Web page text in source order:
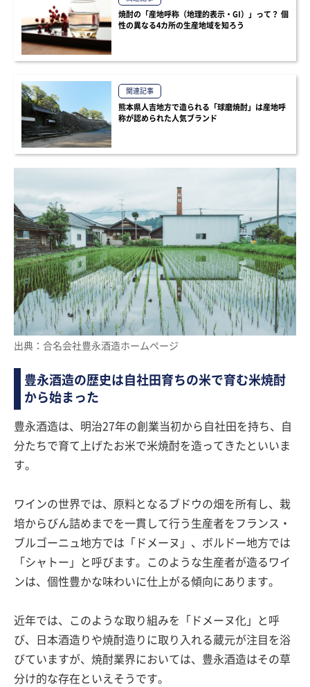
焼酎の「産地呼称（地理的表示・GI）」って？ 個
性の異なる4カ所の生産地域を知ろう
関連記事
熊本県人吉地方で造られる「球磨焼酎」は産地呼
称が認められた人気ブランド
出典：合名会社豊永酒造ホームページ
豊永酒造の歴史は自社田育ちの米で育む米焼酎
から始まった
豊永酒造は、明治27年の創業当初から自社田を持ち、自
分たちで育て上げたお米で米焼酎を造ってきたといいま
す。
ワインの世界では、原料となるブドウの畑を所有し、栽
培からびん詰めまでを一貫して行う生産者をフランス・
ブルゴーニュ地方では「ドメーヌ」、ボルドー地方では
「シャトー」と呼びます。このような生産者が造るワイ
ンは、個性豊かな味わいに仕上がる傾向にあります。
近年では、このような取り組みを「ドメーヌ化」と呼
び、日本酒造りや焼酎造りに取り入れる蔵元が注目を浴
びていますが、焼酎業界においては、豊永酒造はその草
分け的な存在といえそうです。